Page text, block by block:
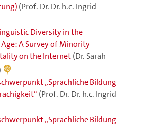
(Prof. Dr. Dr. h.c. Ingrid
Diversity in the
A Survey of Minority
on the Internet(Dr. Sarah
„Sprachliche Bildung
(Prof. Dr. Dr. h.c. Ingrid
„Sprachliche Bildung